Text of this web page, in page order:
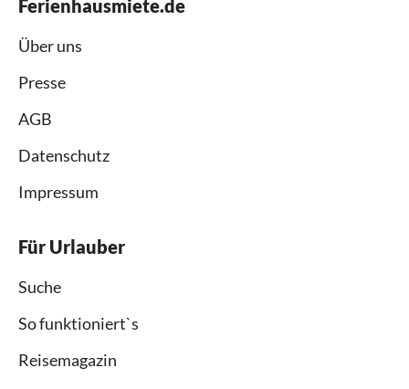
Ferienhausmiete.de
Über uns
Presse
AGB
Datenschutz
Impressum
Für Urlauber
Suche
So funktioniert`s
Reisemagazin